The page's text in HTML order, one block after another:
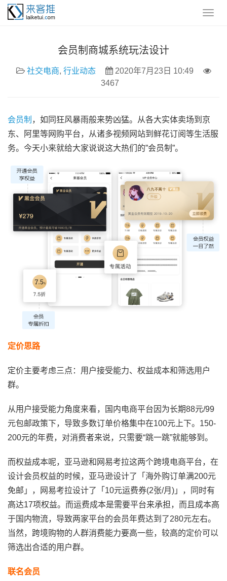
会员制商城系统玩法设计
社交电商, 行业动态
2020年7月23日 10:49
3467
会员制 ，如同狂风暴雨般来势凶猛。从各大实体卖场到京
东、阿里等网购平台，从诸多视频网站到鲜花订阅等生活服
务。今天小来就给大家说说这大热们的”会员制”。
定价思路
定价主要考虑三点：用户接受能力、权益成本和筛选用户
群。
从用户接受能力角度来看，国内电商平台因为长期88元/99
元包邮政策下，导致多数订单价格集中在100元上下。150-
200元的年费，对消费者来说，只需要“跳一跳”就能够到。
而权益成本呢，亚马逊和网易考拉这两个跨境电商平台，在
设计会员权益的时候，亚马逊设计了「海外购订单满200元
免邮」，网易考拉设计了「10元运费券(2张/月)」，同时有
高达17项权益。而运费成本是需要平台来承担，而且成本高
于国内物流，导致两家平台的会员年费达到了280元左右。
当然，跨境购物的人群消费能力要高一些，较高的定价可以
筛选出合适的用户群。
联名会员